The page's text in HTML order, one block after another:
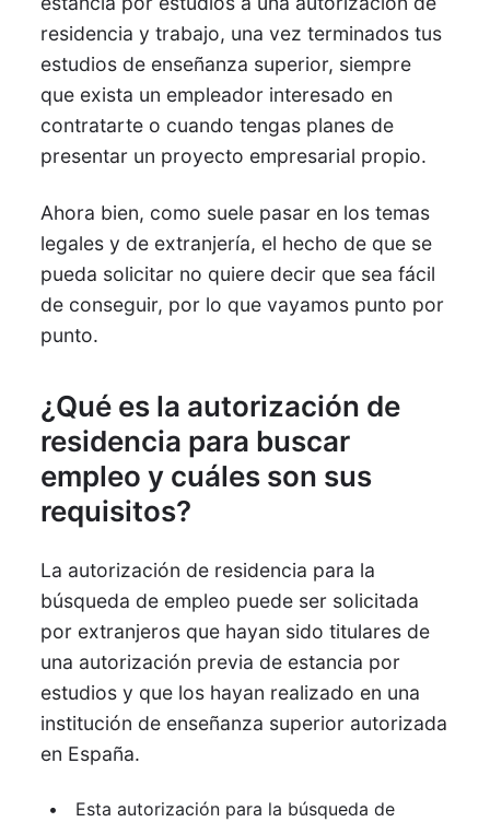
residencia y trabajo, una vez terminados tus
estudios de enseñanza superior, siempre
que exista un empleador interesado en
contratarte o cuando tengas planes de
presentar un proyecto empresarial propio.
Ahora bien, como suele pasar en los temas
legales y de extranjería, el hecho de que se
pueda solicitar no quiere decir que sea fácil
de conseguir, por lo que vayamos punto por
punto.
¿Qué es la autorización de
residencia para buscar
empleo y cuáles son sus
requisitos?
La autorización de residencia para la
búsqueda de empleo puede ser solicitada
por extranjeros que hayan sido titulares de
una autorización previa de estancia por
estudios y que los hayan realizado en una
institución de enseñanza superior autorizada
en España.
Esta autorización para la búsqueda de